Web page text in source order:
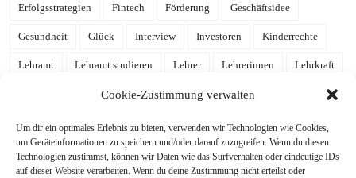
Cookie-Zustimmung verwalten
Um dir ein optimales Erlebnis zu bieten, verwenden wir Technologien wie Cookies,
um Geräteinformationen zu speichern und/oder darauf zuzugreifen. Wenn du diesen
Technologien zustimmst, können wir Daten wie das Surfverhalten oder eindeutige IDs
auf dieser Website verarbeiten. Wenn du deine Zustimmung nicht erteilst oder
Erfolgsstrategien Fintech Förderung Geschäftsidee
Gesundheit Glück Interview Investoren Kinderrechte
Lehramt Lehramt studieren Lehrer Lehrerinnen Lehrkraft
Mathe Mathematik mehr Zeit
Notion Template Produktivität Referendariat Schulalltag
Schule Schulgelaber Schulleben Schulleitung Schüler